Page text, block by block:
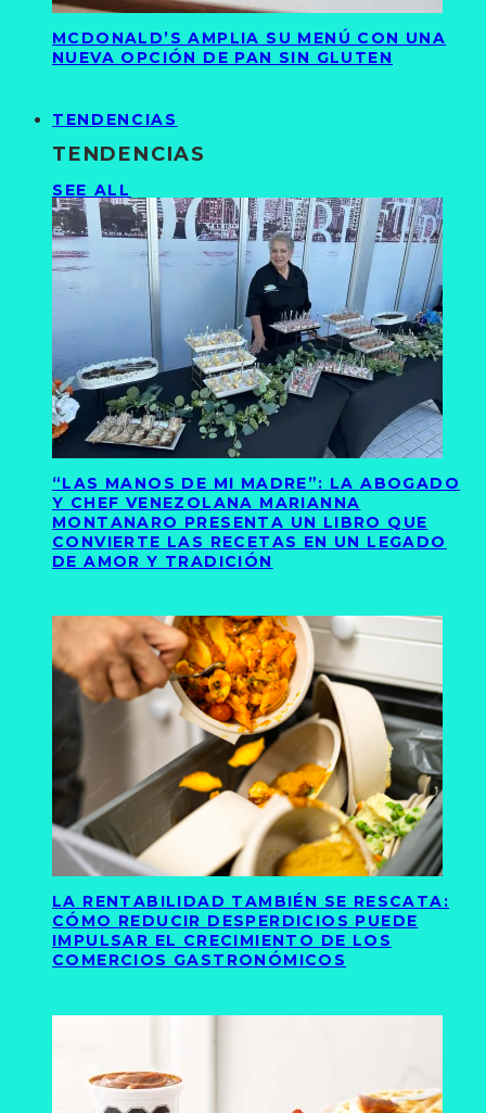
MCDONALD’S AMPLIA SU MENÚ CON UNA
NUEVA OPCIÓN DE PAN SIN GLUTEN
TENDENCIAS
TENDENCIAS
SEE ALL
“LAS MANOS DE MI MADRE”: LA ABOGADO
Y CHEF VENEZOLANA MARIANNA
MONTANARO PRESENTA UN LIBRO QUE
CONVIERTE LAS RECETAS EN UN LEGADO
DE AMOR Y TRADICIÓN
LA RENTABILIDAD TAMBIÉN SE RESCATA:
CÓMO REDUCIR DESPERDICIOS PUEDE
IMPULSAR EL CRECIMIENTO DE LOS
COMERCIOS GASTRONÓMICOS